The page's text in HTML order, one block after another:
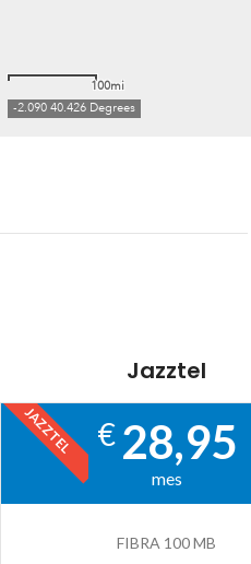
Jazztel
JAZZTEL € 28,95
mes
FIBRA 100 MB